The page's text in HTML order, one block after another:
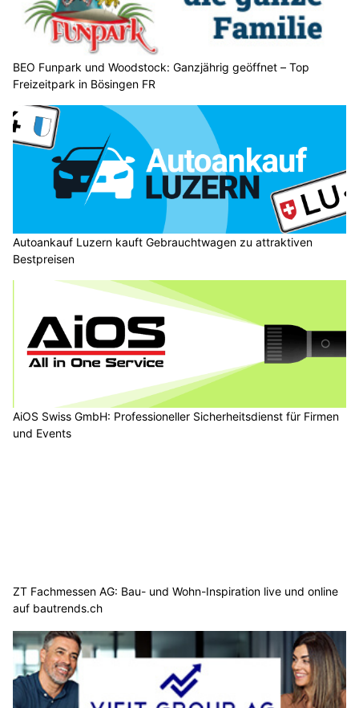
BEO Funpark und Woodstock: Ganzjährig geöffnet – Top
Freizeitpark in Bösingen FR
Autoankauf Luzern kauft Gebrauchtwagen zu attraktiven
Bestpreisen
AiOS Swiss GmbH: Professioneller Sicherheitsdienst für Firmen
und Events
ZT Fachmessen AG: Bau- und Wohn-Inspiration live und online
auf bautrends.ch